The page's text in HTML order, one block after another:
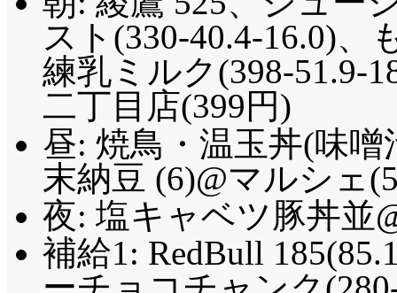
スト(330-40.4-16.0)
練乳ミルク(398-51.9-
二丁目店(399円)
昼: 焼鳥・温玉丼(味
末納豆 (6)@マルシェ
夜: 塩キャベツ豚丼並
補給1: RedBull